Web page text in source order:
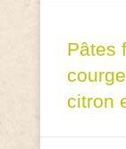
Pâtes
citron